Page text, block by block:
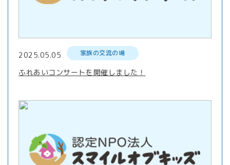
2025.05.05 家族の交流の場
ふれあいコンサートを開催しました！